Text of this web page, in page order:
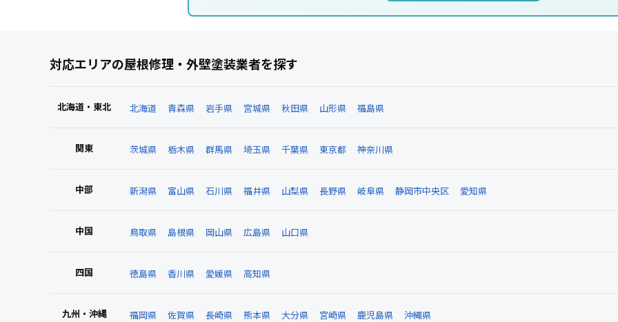
対応エリアの屋根修理・外壁塗装業者を探す
北海道・東北 北海道 青森県 岩手県 宮城県 秋田県 山形県 福島県
関東 茨城県 栃木県 群馬県 埼玉県 千葉県 東京都 神奈川県
中部 新潟県 富山県 石川県 福井県 山梨県 長野県 岐阜県 静岡市中央区 愛知県
中国 鳥取県 島根県 岡山県 広島県 山口県
四国 徳島県 香川県 愛媛県 高知県
九州・沖縄 福岡県 佐賀県 長崎県 熊本県 大分県 宮崎県 鹿児島県 沖縄県